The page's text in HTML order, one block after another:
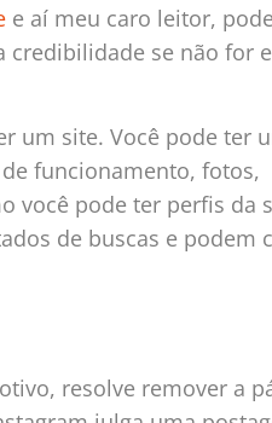
e aí meu caro leitor,
credibilidade se não for
um site. Você pode ter
funcionamento, fotos,
você pode ter perfis da
de buscas e podem
resolve remover a